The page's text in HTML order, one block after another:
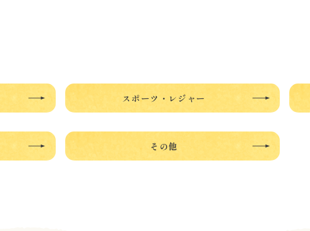
スポーツ・レジャー
その他